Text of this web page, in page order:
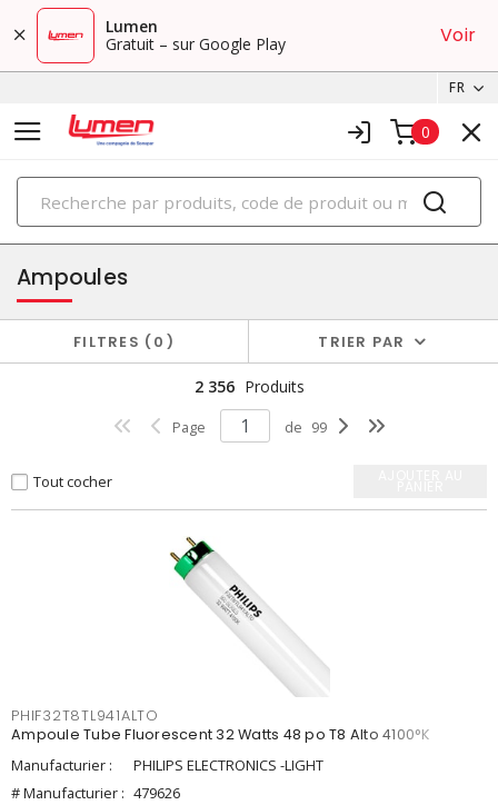
Lumen
Gratuit – sur Google Play
Voir
FR
0
PRODUITS
éclairage
Ampoules
FILTRES 0 TRIER PAR
2 356 Produits
Page de 99
Tout cocher
PHIF32T8TL941ALTO
Ampoule Tube Fluorescent 32 Watts 48 po T8 Alto 4100°K
Manufacturier :
PHILIPS ELECTRONICS -LIGHT
# Manufacturier : 479626